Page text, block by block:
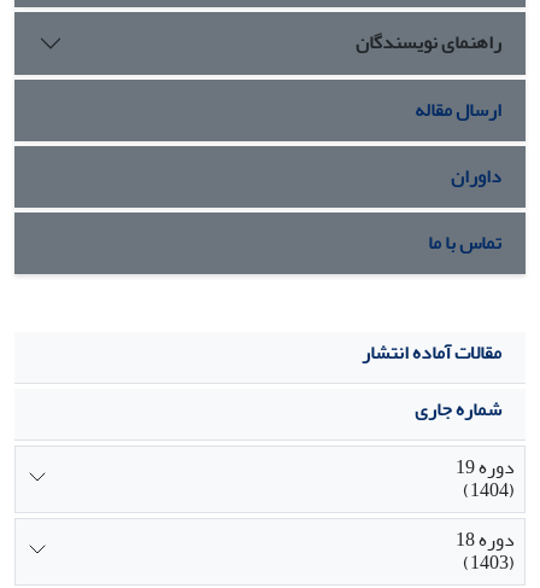
راهنمای نویسندگان
ارسال مقاله
داوران
تماس با ما
مقالات آماده انتشار
شماره جاری
دوره 19
(1404)
دوره 18
(1403)